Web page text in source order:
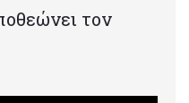
τον